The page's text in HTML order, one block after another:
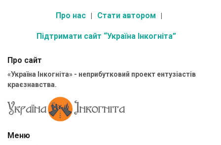
Про нас Стати автором
Підтримати сайт “Україна Інкогніта”
Про сайт
«Україна Інкогніта» - неприбутковий проект ентузіастів
краєзнавства.
Меню